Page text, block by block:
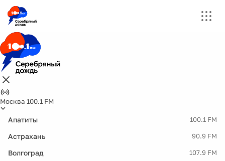
Москва 100.1 FM
Апатиты 100.1 FM
Астрахань 90.9 FM
Волгоград 107.9 FM